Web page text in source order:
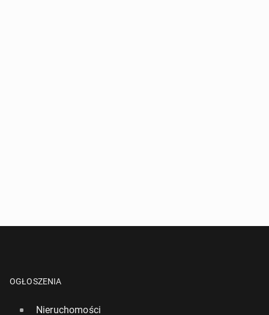
OGŁOSZENIA
Nieruchomości